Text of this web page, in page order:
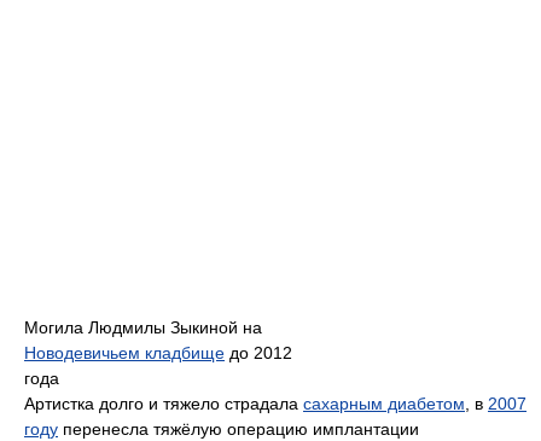
Могила Людмилы Зыкиной на
Новодевичьем кладбище до 2012
года
Артистка долго и тяжело страдала сахарным диабетом, в 2007
году перенесла тяжёлую операцию имплантации